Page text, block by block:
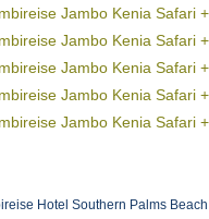
Jambo Kenia Safari
Jambo Kenia Safari
Jambo Kenia Safari
Jambo Kenia Safari
Jambo Kenia Safari
Hotel Southern Palms